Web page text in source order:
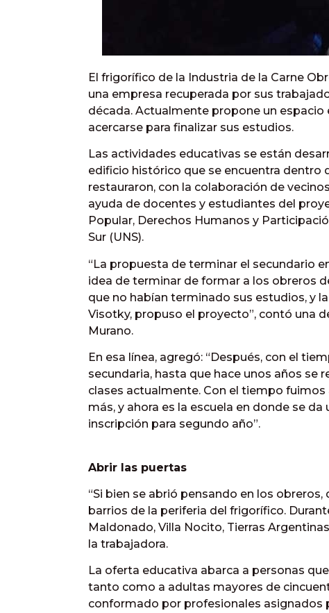
El frigorífico de la Industria de la Carne
una empresa recuperada por sus
década. Actualmente propone un
acercarse para finalizar sus estudios.
Las actividades educativas se están
edificio histórico que se encuentra dentro
restauraron, con la colaboración de
ayuda de docentes y estudiantes del
Popular, Derechos Humanos y
Sur (UNS).
“La propuesta de terminar el secundario
idea de terminar de formar a los obreros
que no habían terminado sus estudios, y
Visotky, propuso el proyecto”, contó una
Murano.
En esa línea, agregó: “Después, con el
secundaria, hasta que hace unos años se
clases actualmente. Con el tiempo
más, y ahora es la escuela en donde se
inscripción para segundo año”.
Abrir las puertas
“Si bien se abrió pensando en los
barrios de la periferia del frigorífico.
Maldonado, Villa Nocito, Tierras
la trabajadora.
La oferta educativa abarca a personas
tanto como a adultas mayores de
conformado por profesionales asignados